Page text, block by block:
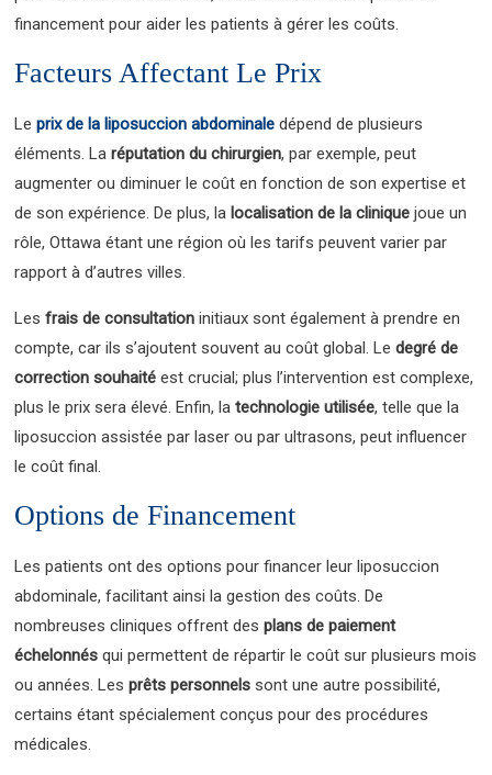
financement pour aider les patients à gérer les coûts.
Facteurs Affectant Le Prix
Leprix de la liposuccion abdominale dépend de plusieurs
éléments. Laréputation du chirurgien, par exemple, peut
augmenter ou diminuer le coût en fonction de son expertise et
de son expérience. De plus, la localisation de la clinique joue un
rôle, Ottawa étant une région où les tarifs peuvent varier par
rapport à d’autres villes.
Lesfrais de consultation initiaux sont également à prendre en
compte, car ils s’ajoutent souvent au coût global. Ledegré de
correction souhaité est crucial; plus l’intervention est complexe,
plus le prix sera élevé. Enfin, latechnologie utilisée, telle que la
liposuccion assistée par laser ou par ultrasons, peut influencer
le coût final.
Options de Financement
Les patients ont des options pour financer leur liposuccion
abdominale, facilitant ainsi la gestion des coûts. De
nombreuses cliniques offrent desplans de paiement
échelonnés qui permettent de répartir le coût sur plusieurs mois
ou années. Lesprêts personnels sont une autre possibilité,
certains étant spécialement conçus pour des procédures
médicales.